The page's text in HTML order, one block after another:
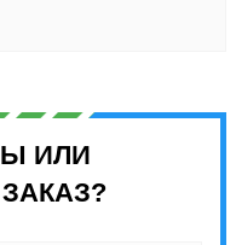
ИЛИ